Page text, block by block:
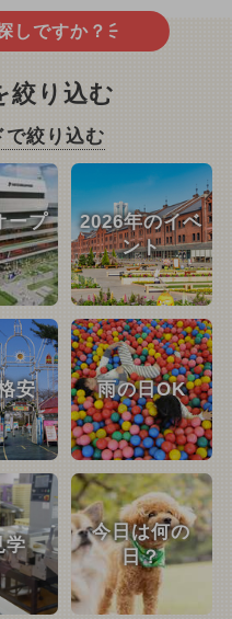
しですか？
絞り込む
で絞り込む
ープ
2026年のイベ
ント
安 雨の日OK
学
今日は何の
日？